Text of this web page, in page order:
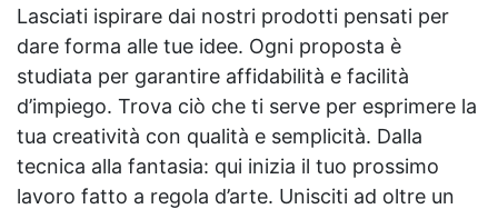
Lasciati ispirare dai nostri prodotti pensati per
dare forma alle tue idee. Ogni proposta è
studiata per garantire affidabilità e facilità
d’impiego. Trova ciò che ti serve per esprimere la
tua creatività con qualità e semplicità. Dalla
tecnica alla fantasia: qui inizia il tuo prossimo
lavoro fatto a regola d’arte. Unisciti ad oltre un